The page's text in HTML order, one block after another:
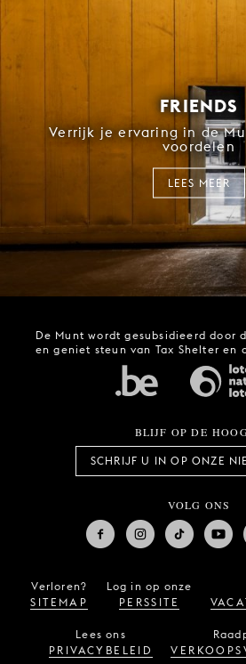
FRIENDS
Verrijk je ervaring in de
voordelen
LEES MEER
De Munt wordt gesubsidieerd door
en geniet steun van Tax Shelter en
BLIJF OP DE
SCHRIJF U IN OP ONZE
VOLG ONS
Verloren?
SITEMAP
Log in op onze
PERSSITE
Lees ons
PRIVACYBELEID